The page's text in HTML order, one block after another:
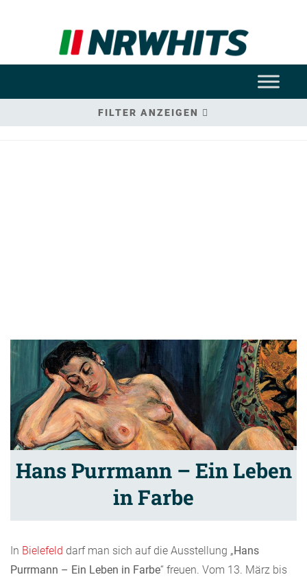
FILTER ANZEIGEN
Hans Purrmann – Ein Leben
in Farbe
In Bielefeld darf man sich auf die Ausstellung „Hans
Purrmann – Ein Leben in Farbe“ freuen. Vom 13. März bis